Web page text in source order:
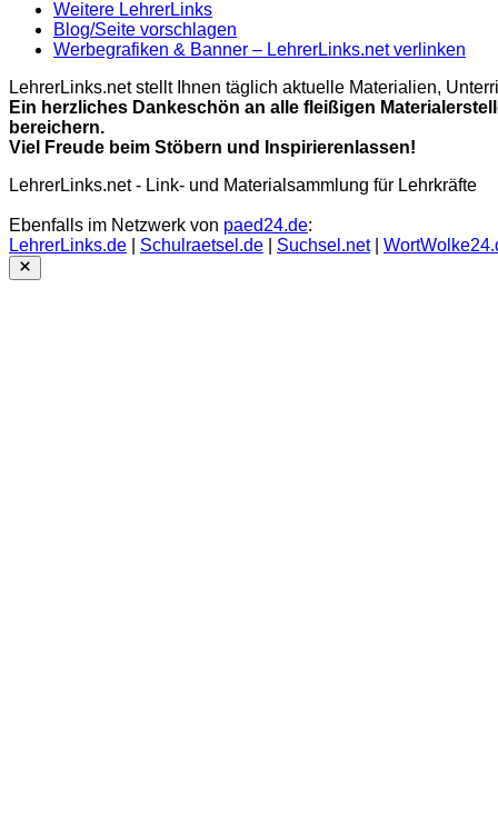
Weitere LehrerLinks
Blog/Seite vorschlagen
Werbegrafiken & Banner – LehrerLinks.net verlinken
LehrerLinks.net stellt Ihnen täglich aktuelle Materialien,
Ein herzliches Dankeschön an alle fleißigen
bereichern.
Viel Freude beim Stöbern und Inspirierenlassen!
LehrerLinks.net - Link- und Materialsammlung für Lehrkräfte
Ebenfalls im Netzwerk von paed24.de:
LehrerLinks.de
Schulraetsel.de Suchsel.net|
Close